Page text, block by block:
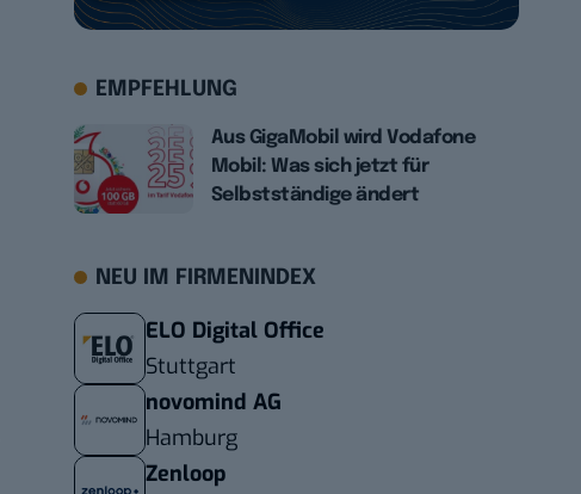
EMPFEHLUNG
Aus GigaMobil wird Vodafone
Mobil: Was sich jetzt für
Selbstständige ändert
NEU IM FIRMENINDEX
ELO Digital Office
Stuttgart
novomind AG
Hamburg
Zenloop